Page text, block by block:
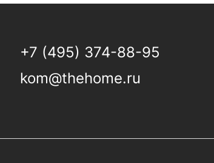
+7 (495) 374-88-95
kom@thehome.ru